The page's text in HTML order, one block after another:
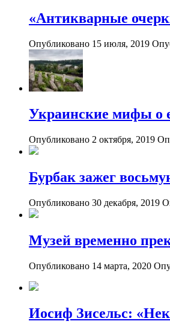
«Антикварные
Опубликовано 15 июля, 2019
Украинские мифы о
Опубликовано 2 октября, 2019
Бурбак зажег
Опубликовано 30 декабря, 2019
Музей временно
Опубликовано 14 марта, 2020
Иосиф Зисельс: